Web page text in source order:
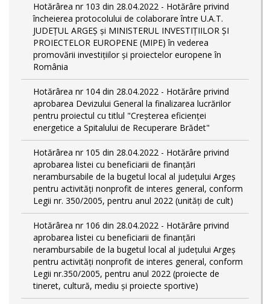
Hotărârea nr 103 din 28.04.2022 - Hotărâre privind
încheierea protocolului de colaborare între U.A.T.
JUDEȚUL ARGEȘ și MINISTERUL INVESTIȚIILOR ȘI
PROIECTELOR EUROPENE (MIPE) în vederea
promovării investițiilor și proiectelor europene în
România
Hotărârea nr 104 din 28.04.2022 - Hotărâre privind
aprobarea Devizului General la finalizarea lucrărilor
pentru proiectul cu titlul "Creșterea eficienței
energetice a Spitalului de Recuperare Brădet"
Hotărârea nr 105 din 28.04.2022 - Hotărâre privind
aprobarea listei cu beneficiarii de finanțări
nerambursabile de la bugetul local al județului Argeș
pentru activităţi nonprofit de interes general, conform
Legii nr. 350/2005, pentru anul 2022 (unități de cult)
Hotărârea nr 106 din 28.04.2022 - Hotărâre privind
aprobarea listei cu beneficiarii de finanțări
nerambursabile de la bugetul local al județului Argeș
pentru activităţi nonprofit de interes general, conform
Legii nr.350/2005, pentru anul 2022 (proiecte de
tineret, cultură, mediu și proiecte sportive)